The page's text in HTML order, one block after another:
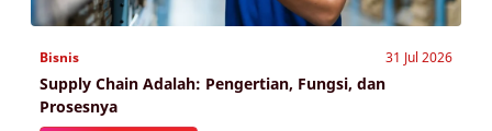
Bisnis 31 Jul 2026
Supply Chain Adalah: Pengertian, Fungsi, dan
Prosesnya